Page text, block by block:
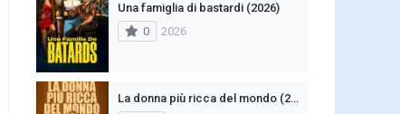
Una famiglia di bastardi (2026)
0
2026
La donna più ricca del mondo (2025)